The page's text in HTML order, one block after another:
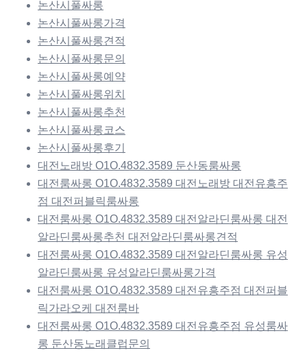
논산시풀싸롱
논산시풀싸롱가격
논산시풀싸롱견적
논산시풀싸롱문의
논산시풀싸롱예약
논산시풀싸롱위치
논산시풀싸롱추천
논산시풀싸롱코스
논산시풀싸롱후기
대전노래방 O1O.4832.3589 둔산동룸싸롱
대전룸싸롱 O1O.4832.3589 대전노래방 대전유흥주
점 대전퍼블릭룸싸롱
대전룸싸롱 O1O.4832.3589 대전알라딘룸싸롱 대전
알라딘룸싸롱추천 대전알라딘룸싸롱견적
대전룸싸롱 O1O.4832.3589 대전알라딘룸싸롱 유성
알라딘룸싸롱 유성알라딘룸싸롱가격
대전룸싸롱 O1O.4832.3589 대전유흥주점 대전퍼블
릭가라오케 대전룸바
대전룸싸롱 O1O.4832.3589 대전유흥주점 유성룸싸
롱 둔산동노래클럽문의